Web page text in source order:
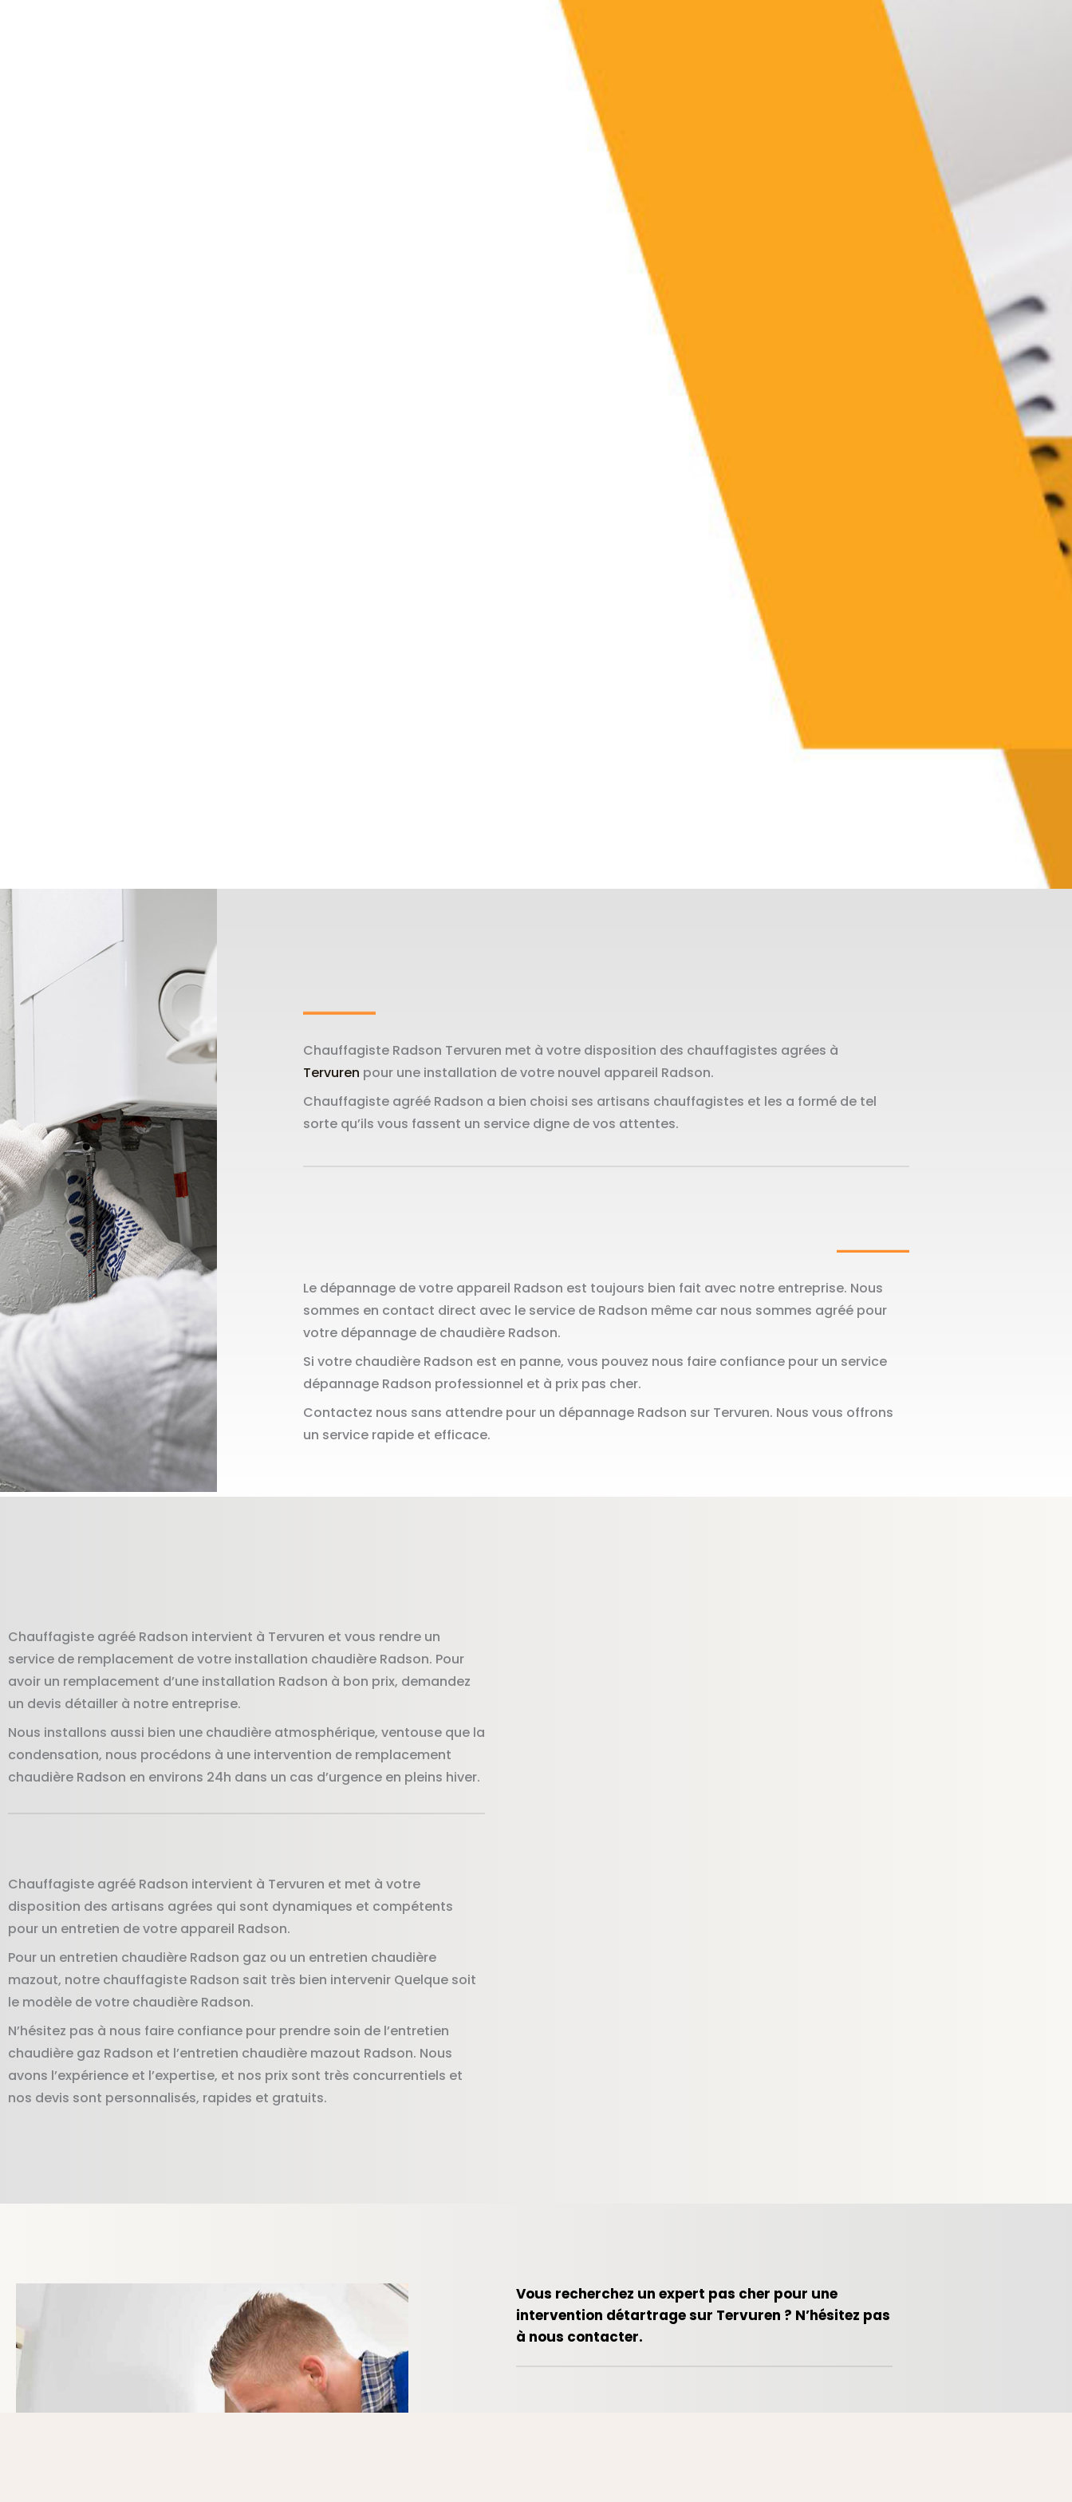
Chauffagiste Radson Tervuren met à votre disposition des chauffagistes agrées à
Tervuren pour une installation de votre nouvel appareil Radson.
Chauffagiste agréé Radson a bien choisi ses artisans chauffagistes et les a formé de tel
sorte qu’ils vous fassent un service digne de vos attentes.
Le dépannage de votre appareil Radson est toujours bien fait avec notre entreprise. Nous
sommes en contact direct avec le service de Radson même car nous sommes agréé pour
votre dépannage de chaudière Radson.
Si votre chaudière Radson est en panne, vous pouvez nous faire confiance pour un service
dépannage Radson professionnel et à prix pas cher.
Contactez nous sans attendre pour un dépannage Radson sur Tervuren. Nous vous offrons
un service rapide et efficace.
Chauffagiste agréé Radson intervient à Tervuren et vous rendre un
service de remplacement de votre installation chaudière Radson. Pour
avoir un remplacement d’une installation Radson à bon prix, demandez
un devis détailler à notre entreprise.
Nous installons aussi bien une chaudière atmosphérique, ventouse que la
condensation, nous procédons à une intervention de remplacement
chaudière Radson en environs 24h dans un cas d’urgence en pleins hiver.
Chauffagiste agréé Radson intervient à Tervuren et met à votre
disposition des artisans agrées qui sont dynamiques et compétents
pour un entretien de votre appareil Radson.
Pour un entretien chaudière Radson gaz ou un entretien chaudière
mazout, notre chauffagiste Radson sait très bien intervenir Quelque soit
le modèle de votre chaudière Radson.
N’hésitez pas à nous faire confiance pour prendre soin de l’entretien
chaudière gaz Radson et l’entretien chaudière mazout Radson. Nous
avons l’expérience et l’expertise, et nos prix sont très concurrentiels et
nos devis sont personnalisés, rapides et gratuits.
Vous recherchez un expert pas cher pour une
intervention détartrage sur Tervuren ? N’hésitez pas
à nous contacter.